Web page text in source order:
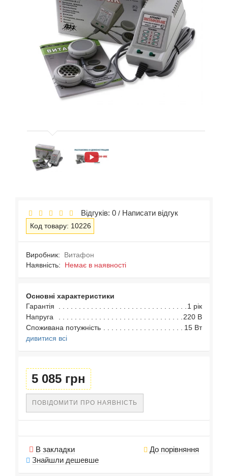
Відгуків: 0 / Написати відгук
Код товару: 10226
Виробник:
Витафон
Наявність: Немає в наявності
Основні характеристики
Гарантія
1 рік
Напруга
220 В
Споживана потужність
15 Вт
дивитися всі
5 085 грн
ПОВІДОМИТИ ПРО НАЯВНІСТЬ
В закладки
До порівняння
Знайшли дешевше